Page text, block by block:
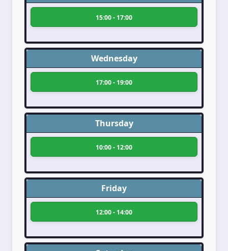
15:00 - 17:00
Wednesday
17:00 - 19:00
Thursday
10:00 - 12:00
Friday
12:00 - 14:00